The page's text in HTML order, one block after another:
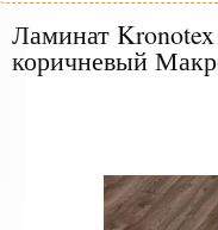
Ламинат
коричневый